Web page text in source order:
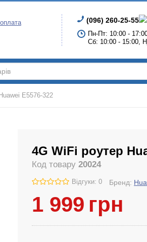
(096) 260-25-55
Пн-Пт: 10:00 -
Сб: 10:00 - 15:00,
E5576-322
4G WiFi роутер
Код товару 20024
Відгуки: 0 Бренд:
1 999 грн